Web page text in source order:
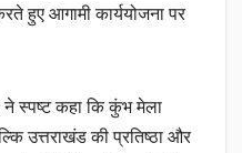
हुए आगामी कार्ययोजना पर
स्पष्ट कहा कि कुंभ मेला
उत्तराखंड की प्रतिष्ठा और